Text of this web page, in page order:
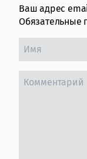
Ваш адрес
Обязательные